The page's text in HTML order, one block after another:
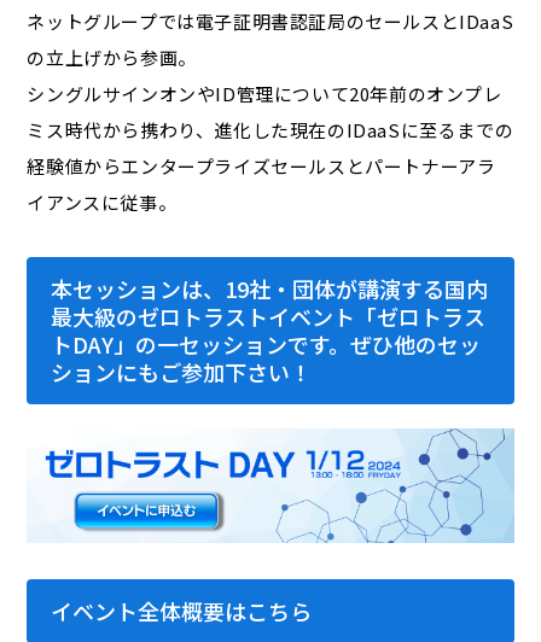
ネットグループでは電子証明書認証局のセールスとIDaaS
の立上げから参画。
シングルサインオンやID管理について20年前のオンプレ
ミス時代から携わり、進化した現在のIDaaSに至るまでの
経験値からエンタープライズセールスとパートナーアラ
イアンスに従事。
本セッションは、19社・団体が講演する国内
最大級のゼロトラストイベント「ゼロトラス
トDAY」の一セッションです。ぜひ他のセッ
ションにもご参加下さい！
イベント全体概要はこちら